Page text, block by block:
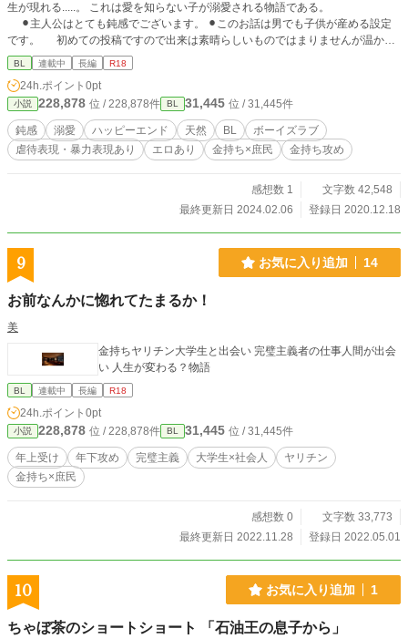
生が現れる.....。 これは愛を知らない子が溺愛される物語である。
です。 初めての投稿ですので出来は素晴らしいものではまりませんが温かい
目でご覧いただけると助かります。
BL 連載中 長編 R18
24h.ポイント 0pt
小説 228,878 位 / 228,878件 BL 31,445 位 / 31,445件
鈍感 溺愛 ハッピーエンド 天然 BL
ボーイズラブ
虐待表現・暴力表現あり
エロあり 金持ち×庶民 金持ち攻め
感想数 1
文字数 42,548
最終更新日 2024.02.06
登録日 2020.12.18
9 お気に入り追加 14
お前なんかに惚れてたまるか！
美
金持ちヤリチン大学生と出会い 完璧主義者の仕事人間が出会
い 人生が変わる？物語
BL 連載中 長編 R18
24h.ポイント 0pt
小説 228,878 位 / 228,878件 BL 31,445 位 / 31,445件
年上受け 年下攻め 完璧主義 大学生×社会人
ヤリチン
金持ち×庶民
感想数 0
文字数 33,773
最終更新日 2022.11.28
登録日 2022.05.01
10 お気に入り追加 1
ちゃぼ茶のショートショート 「石油王の息子から」